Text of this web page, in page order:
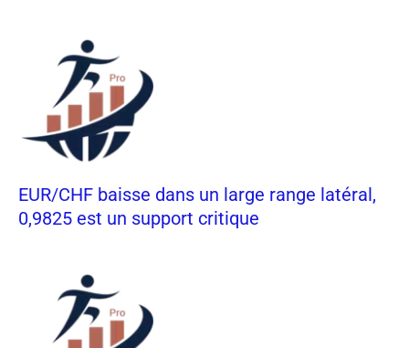
EUR/CHF baisse dans un large range latéral,
0,9825 est un support critique